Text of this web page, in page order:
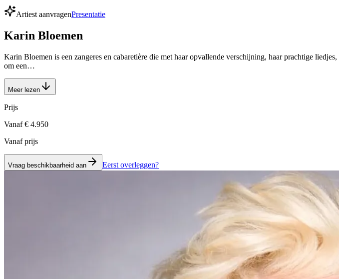
Artiest aanvragenPresentatie
Karin Bloemen
Karin Bloemen is een zangeres en cabaretière die met haar opvallende verschijning, haar prachtige
om een…
Meer lezen
Prijs
Vanaf € 4.950
Vanaf prijs
Vraag beschikbaarheid aan Eerst overleggen?